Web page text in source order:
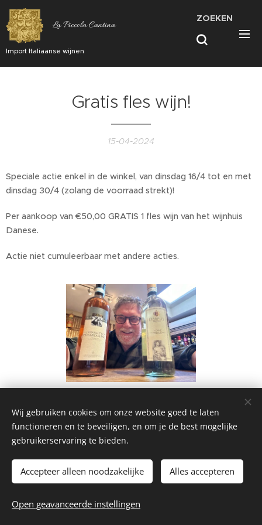
La Piccola Cantina
Import Italiaanse wijnen
ZOEKEN
Gratis fles wijn!
15-04-2024
Speciale actie enkel in de winkel, van dinsdag 16/4 tot en met
dinsdag 30/4 (zolang de voorraad strekt)!
Per aankoop van €50,00 GRATIS 1 fles wijn van het wijnhuis
Danese.
Actie niet cumuleerbaar met andere acties.
Share
© 2026 La Piccola Cantina
Website bydry.media
Wij gebruiken cookies om onze website goed te laten
functioneren en te beveiligen, en om je de best mogelijke
gebruikerservaring te bieden.
Accepteer alleen noodzakelijke Alles accepteren
Open geavanceerde instellingen